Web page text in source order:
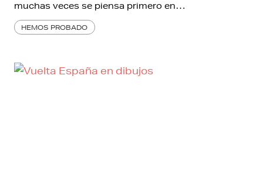
muchas veces se piensa primero en…
HEMOS PROBADO